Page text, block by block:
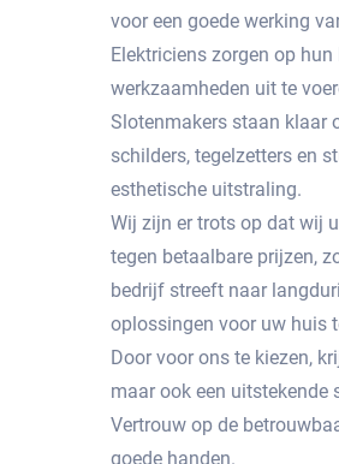
voor een goede werking
Elektriciens zorgen op
werkzaamheden uit te
Slotenmakers staan ​​klaar
schilders, tegelzetters en
esthetische uitstraling.
Wij zijn er trots op dat wij
tegen betaalbare prijzen,
bedrijf streeft naar
oplossingen voor uw huis
Door voor ons te kiezen,
maar ook een uitstekende
Vertrouw op de
goede handen.